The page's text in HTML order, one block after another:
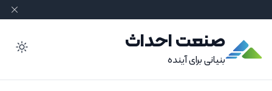
صنعت احداث
بنیانی برای آینده